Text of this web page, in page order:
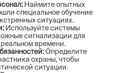
Наймите опытных
специальное обучение
ситуациях.
Используйте системы
сигнализации для
времени.
Определите
охраны, чтобы
ситуации.